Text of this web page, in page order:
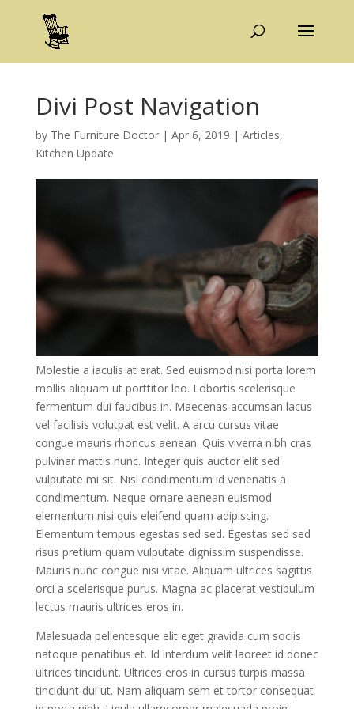
Divi Post Navigation
by The Furniture Doctor| Apr 6, 2019 | Articles,
Kitchen Update
Molestie a iaculis at erat. Sed euismod nisi porta lorem
mollis aliquam ut porttitor leo. Lobortis scelerisque
fermentum dui faucibus in. Maecenas accumsan lacus
vel facilisis volutpat est velit. A arcu cursus vitae
congue mauris rhoncus aenean. Quis viverra nibh cras
pulvinar mattis nunc. Integer quis auctor elit sed
vulputate mi sit. Nisl condimentum id venenatis a
condimentum. Neque ornare aenean euismod
elementum nisi quis eleifend quam adipiscing.
Elementum tempus egestas sed sed. Egestas sed sed
risus pretium quam vulputate dignissim suspendisse.
Mauris nunc congue nisi vitae. Aliquam ultrices sagittis
orci a scelerisque purus. Magna ac placerat vestibulum
lectus mauris ultrices eros in.
Malesuada pellentesque elit eget gravida cum sociis
natoque penatibus et. Id interdum velit laoreet id donec
ultrices tincidunt. Ultrices eros in cursus turpis massa
tincidunt dui ut. Nam aliquam sem et tortor consequat